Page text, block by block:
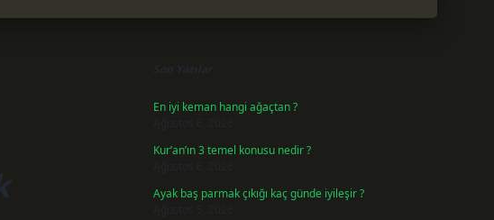
Son Yazılar
En iyi keman hangi ağaçtan ?
Ağustos 6, 2026
Kur’an’ın 3 temel konusu nedir ?
Ağustos 6, 2026
Ayak baş parmak çıkığı kaç günde iyileşir ?
Ağustos 5, 2026